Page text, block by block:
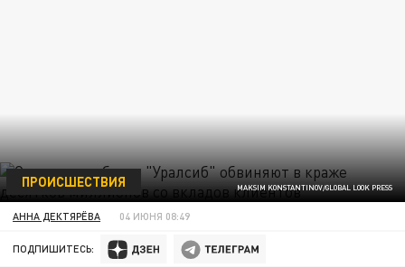
MAKSIM KONSTANTINOV/GLOBAL LOOK PRESS
ПРОИСШЕСТВИЯ
АННА ДЕКТЯРЁВА 04 ИЮНЯ 08:49
ПОДПИШИТЕСЬ: